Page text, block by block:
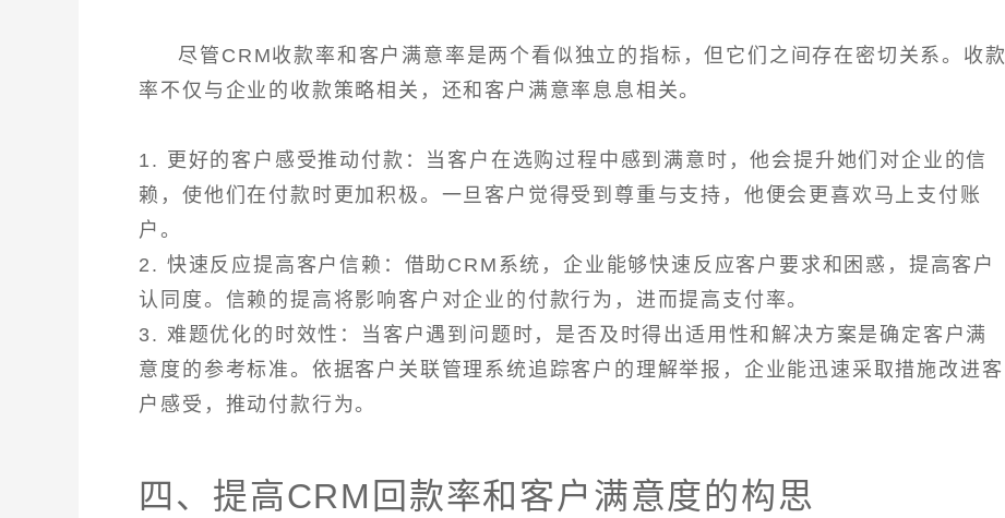
尽管CRM收款率和客户满意率是两个看似独立的指标，但它们之间存在密切关系。收款
率不仅与企业的收款策略相关，还和客户满意率息息相关。
1. 更好的客户感受推动付款：当客户在选购过程中感到满意时，他会提升她们对企业的信
赖，使他们在付款时更加积极。一旦客户觉得受到尊重与支持，他便会更喜欢马上支付账
户。
2. 快速反应提高客户信赖：借助CRM系统，企业能够快速反应客户要求和困惑，提高客户
认同度。信赖的提高将影响客户对企业的付款行为，进而提高支付率。
3. 难题优化的时效性：当客户遇到问题时，是否及时得出适用性和解决方案是确定客户满
意度的参考标准。依据客户关联管理系统追踪客户的理解举报，企业能迅速采取措施改进客
户感受，推动付款行为。
四、提高CRM回款率和客户满意度的构思